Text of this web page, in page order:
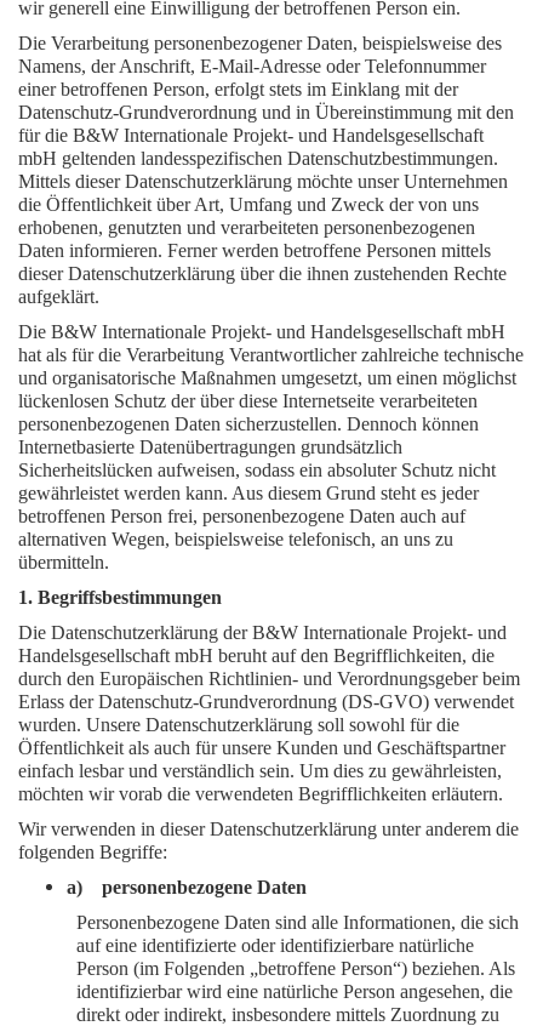
wir generell eine Einwilligung der betroffenen Person ein.
Die Verarbeitung personenbezogener Daten, beispielsweise des
Namens, der Anschrift, E-Mail-Adresse oder Telefonnummer
einer betroffenen Person, erfolgt stets im Einklang mit der
Datenschutz-Grundverordnung und in Übereinstimmung mit den
für die B&W Internationale Projekt- und Handelsgesellschaft
mbH geltenden landesspezifischen Datenschutzbestimmungen.
Mittels dieser Datenschutzerklärung möchte unser Unternehmen
die Öffentlichkeit über Art, Umfang und Zweck der von uns
erhobenen, genutzten und verarbeiteten personenbezogenen
Daten informieren. Ferner werden betroffene Personen mittels
dieser Datenschutzerklärung über die ihnen zustehenden Rechte
aufgeklärt.
Die B&W Internationale Projekt- und Handelsgesellschaft mbH
hat als für die Verarbeitung Verantwortlicher zahlreiche technische
und organisatorische Maßnahmen umgesetzt, um einen möglichst
lückenlosen Schutz der über diese Internetseite verarbeiteten
personenbezogenen Daten sicherzustellen. Dennoch können
Internetbasierte Datenübertragungen grundsätzlich
Sicherheitslücken aufweisen, sodass ein absoluter Schutz nicht
gewährleistet werden kann. Aus diesem Grund steht es jeder
betroffenen Person frei, personenbezogene Daten auch auf
alternativen Wegen, beispielsweise telefonisch, an uns zu
übermitteln.
1. Begriffsbestimmungen
Die Datenschutzerklärung der B&W Internationale Projekt- und
Handelsgesellschaft mbH beruht auf den Begrifflichkeiten, die
durch den Europäischen Richtlinien- und Verordnungsgeber beim
Erlass der Datenschutz-Grundverordnung (DS-GVO) verwendet
wurden. Unsere Datenschutzerklärung soll sowohl für die
Öffentlichkeit als auch für unsere Kunden und Geschäftspartner
einfach lesbar und verständlich sein. Um dies zu gewährleisten,
möchten wir vorab die verwendeten Begrifflichkeiten erläutern.
Wir verwenden in dieser Datenschutzerklärung unter anderem die
folgenden Begriffe:
a) personenbezogene Daten
Personenbezogene Daten sind alle Informationen, die sich
auf eine identifizierte oder identifizierbare natürliche
Person (im Folgenden „betroffene Person“) beziehen. Als
identifizierbar wird eine natürliche Person angesehen, die
direkt oder indirekt, insbesondere mittels Zuordnung zu